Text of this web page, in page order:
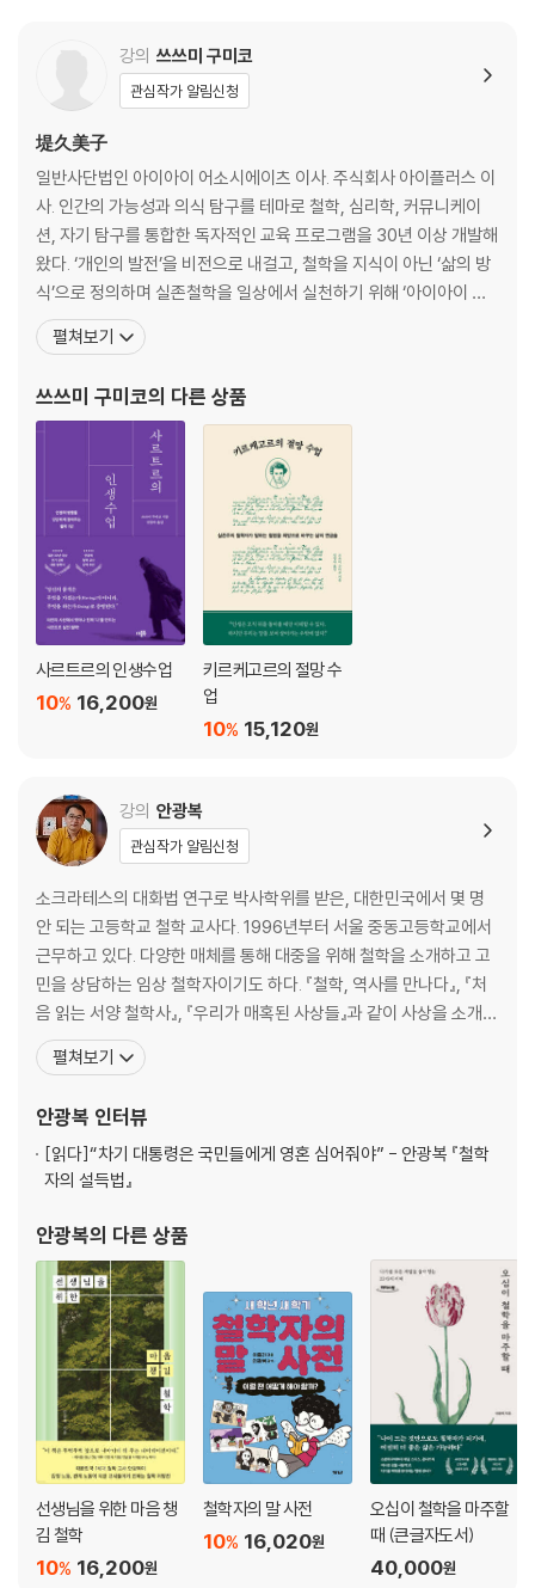
2. 모임 장소 : 갤러리 사유 (서울 용산구 신흥로 11 해방촌, B1)
3. 모임 도서 : 《사르트르의 인생수업》
(* 《사르트르의 인생수업》 YES24 구매 필수)
✔ 북토크 유의사항
- 클래스24 상품을 결제하시면 모임 가입이 완료됩니다.
- 북토크 행사 당일 주차 지원은 제공되지 않습니다.
- 모객이 저조한 경우 모임이 취소될 수 있으며 참여비는 전액 환불해 드립
니다.
- 문의사항은 [예스24 고객센터 1:1문의 > 사락/리뷰·한줄평 문의] 통해
강의 쓰쓰미 구미코
관심작가 알림신청
堤久美子
일반사단법인 아이아이 어소시에이츠 이사. 주식회사 아이플러스 이
사. 인간의 가능성과 의식 탐구를 테마로 철학, 심리학, 커뮤니케이
션, 자기 탐구를 통합한 독자적인 교육 프로그램을 30년 이상 개발해
왔다. ‘개인의 발전’을 비전으로 내걸고, 철학을 지식이 아닌 ‘삶의 방
식’으로 정의하며 실존철학을 일상에서 실천하기 위해 ‘아이아이 아
카데미’를 설립했다. “인간은 고정된 존재가 아니라 세계와의 관계 속
에서 스스로를 계속해서 창조해 나가는 존재이다”라는 신념 아래, 이
중시하며 사람들이 자신의 전제나
펼쳐보기
쓰쓰미 구미코의 다른 상품
사르트르의 인생수업
16,200원
10%
키르케고르의 절망 수
업
15,120원
10%
강의 안광복
관심작가 알림신청
소크라테스의 대화법 연구로 박사학위를 받은, 대한민국에서 몇 명
안 되는 고등학교 철학 교사다. 1996년부터 서울 중동고등학교에서
근무하고 있다. 다양한 매체를 통해 대중을 위해 철학을 소개하고 고
민을 상담하는 임상 철학자이기도 하다. 『철학, 역사를 만나다』, 『처
음 읽는 서양 철학사』, 『우리가 매혹된 사상들』과 같이 사상을 소개하
는 책들을, 『나는 이 질문이 불편하다』, 『철학에게 미래를 묻다』 등 인
문학적 관점에서 시대의 문제를 탐구하는 책들을, 그리고 『서툰 인생
같이 일상의 절박함을 풀어 주는
펼쳐보기
안광복 인터뷰
[읽다]“차기 대통령은 국민들에게 영혼 심어줘야” - 안광복 『철학
자의 설득법』
안광복의 다른 상품
선생님을 위한 마음 챙
김 철학
16,200원
10%
철학자의 말 사전
16,020원
10%
오십이 철학을 마주할
때 (큰글자도서)
40,000원